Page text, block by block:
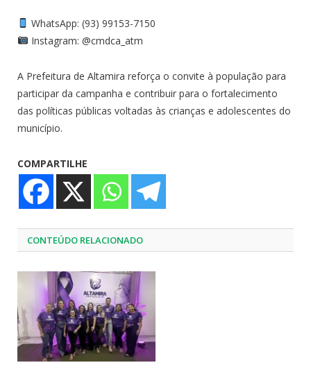
WhatsApp: (93) 99153-7150
Instagram: @cmdca_atm
A Prefeitura de Altamira reforça o convite à população para
participar da campanha e contribuir para o fortalecimento
das políticas públicas voltadas às crianças e adolescentes do
município.
COMPARTILHE
CONTEÚDO RELACIONADO